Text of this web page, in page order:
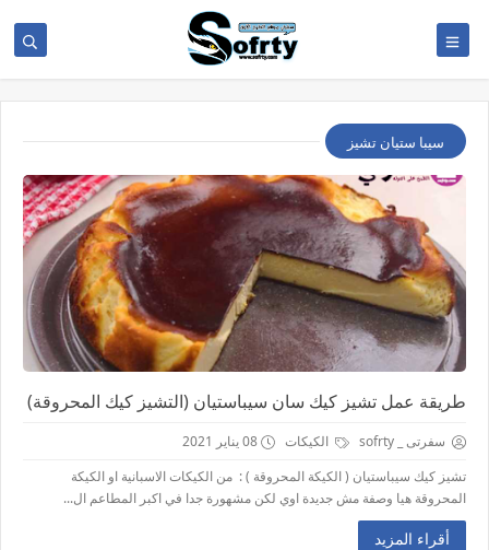
سيبا ستيان تشيز
طريقة عمل تشيز كيك سان سيباستيان (التشيز كيك المحروقة)
سفرتى _ sofrty الكيكات
08 يناير 2021
تشيز كيك سيباستيان ( الكيكة المحروقة ) : من الكيكات الاسبانية او الكيكة
المحروقة هيا وصفة مش جديدة اوي لكن مشهورة جدا في اكبر المطاعم ال...
أقراء المزيد